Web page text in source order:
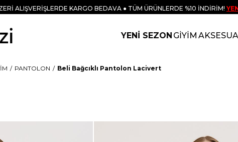
ALIŞVERİŞLERDE KARGO BEDAVA ● TÜM ÜRÜNLERDE %10 İNDİRİM!
YENİ SEZON GİYİM
PANTOLON
Beli Bağcıklı Pantolon Lacivert